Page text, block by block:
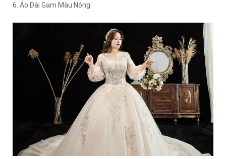
6. Áo Dài Gam Màu Nóng